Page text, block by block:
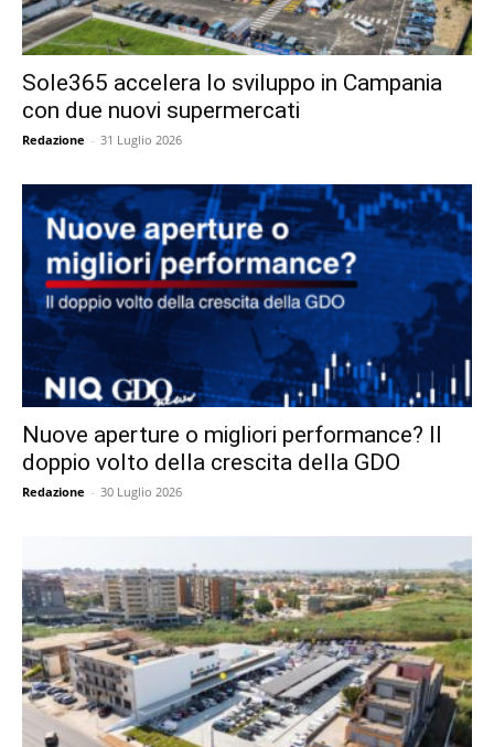
Sole365 accelera lo sviluppo in Campania
con due nuovi supermercati
Redazione - 31 Luglio 2026
Nuove aperture o migliori performance? Il
doppio volto della crescita della GDO
Redazione - 30 Luglio 2026